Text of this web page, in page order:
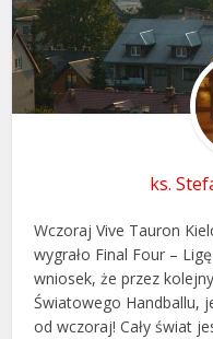
ks.
Wczoraj Vive Tauron
wygrało Final Four –
wniosek, że przez
Światowego Handballu,
od wczoraj! Cały świat